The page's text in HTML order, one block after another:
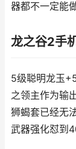
器都不一定能
龙之谷2手
5级聪明龙玉
之领主作为输
狮蝎套已经无
武器强化怼到